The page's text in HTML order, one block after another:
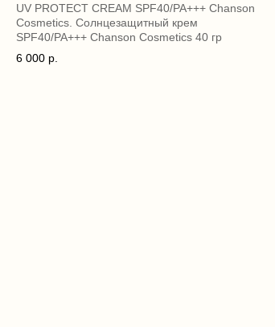
UV PROTECT CREAM SPF40/PA+++ Chanson
Cosmetics. Солнцезащитный крем
SPF40/PA+++ Chanson Cosmetics 40 гр
6 000 р.